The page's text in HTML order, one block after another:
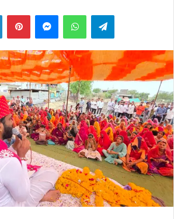
LinkedInPinterestMessengerWhatsAppTelegram